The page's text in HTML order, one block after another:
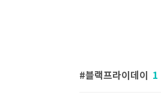
블랙프라이데이 1